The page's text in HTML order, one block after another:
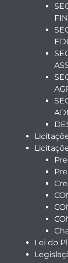
Lei do